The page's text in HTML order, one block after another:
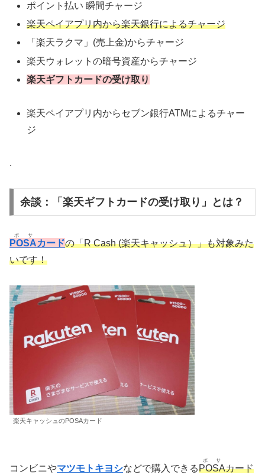
ポイント払い 瞬間チャージ
楽天ペイアプリ内から楽天銀行によるチャージ
「楽天ラクマ」(売上金)からチャージ
楽天ウォレットの暗号資産からチャージ
楽天ギフトカードの受け取り
楽天ペイアプリ内からセブン銀行ATMによるチャー
ジ
.
余談：「楽天ギフトカードの受け取り」とは？
POSA
ポサ
カードの「R Cash (楽天キャッシュ）」も対象みた
いです！
楽天キャッシュのPOSAカード
コンビニやマツモトキヨシなどで購入できるPOSA
ポサ
カード